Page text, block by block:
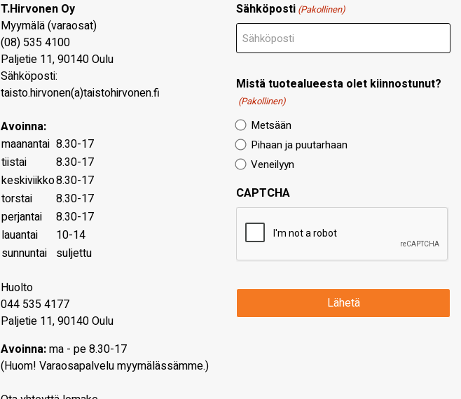
T.Hirvonen Oy
Myymälä (varaosat)
(08) 535 4100
Paljetie 11,90140Oulu
Sähköposti:
taisto.hirvonen(a)taistohirvonen.fi
Avoinna:
maanantai 8.30-17
tiistai
8.30-17
keskiviikko8.30-17
torstai
8.30-17
perjantai
8.30-17
lauantai
10-14
sunnuntai suljettu
Huolto
044 535 4177
Paljetie 11, 90140 Oulu
Avoinna:ma - pe 8.30-17
(Huom! Varaosapalvelu myymälässämme.)
Sähköposti (Pakollinen)
Mistä tuotealueesta olet kiinnostunut?
(Pakollinen)
Metsään
Pihaan ja puutarhaan
Veneilyyn
CAPTCHA